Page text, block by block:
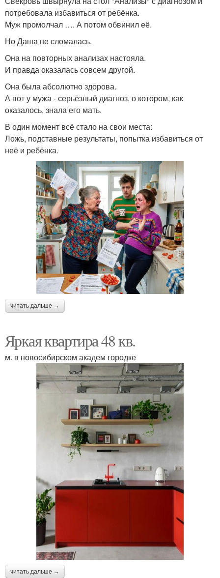
потребовала избавиться от ребёнка.
Муж промолчал …. А потом обвинил её.
Но Даша не сломалась.
Она на повторных анализах настояла.
И правда оказалась совсем другой.
Она была абсолютно здорова.
А вот у мужа - серьёзный диагноз, о котором, как
оказалось, знала его мать.
В один момент всё стало на свои места:
Ложь, подставные результаты, попытка избавиться от
неё и ребёнка.
читать дальше →
Яркая квартира 48 кв.
м. в новосибирском академ городке
читать дальше →